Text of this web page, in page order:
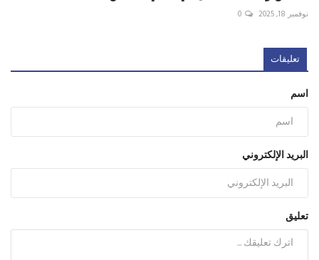
نوفمبر 18, 2025 0
تعليقات
اسم
البريد الإلكتروني
تعليق